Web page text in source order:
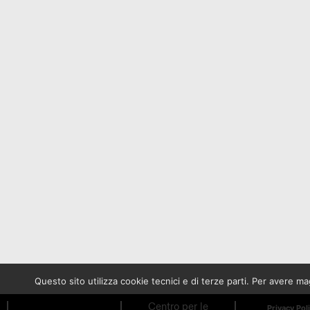
Centro per le Privacy
Questo sito utilizza cookie tecnici e di terze parti. Per avere